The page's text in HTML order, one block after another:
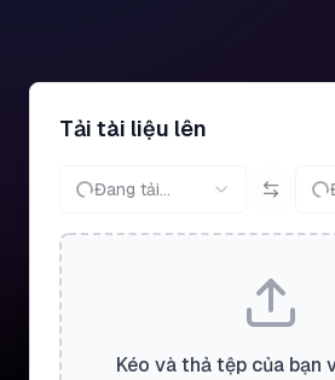
Tải tài liệu lên
Đang tải...
Kéo và thả tệp của bạn